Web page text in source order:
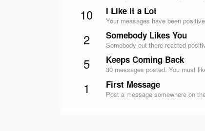
10 I Like It a Lot
Your messages have been
2 Somebody Likes You
Somebody out there reacted
5 Keeps Coming Back
30 messages posted. You must
1 First Message
Post a message somewhere on